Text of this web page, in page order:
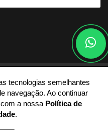
59.946.943/0001-54 -Todos os
tecnologias semelhantes
navegação. Ao continuar
a nossa Política de
.